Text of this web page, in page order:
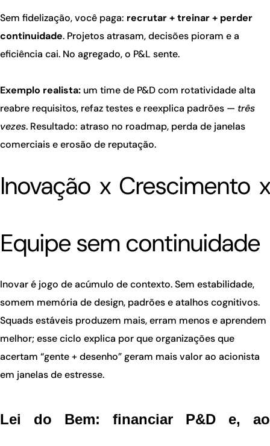
Sem fidelização, você paga: recrutar + treinar + perder
continuidade. Projetos atrasam, decisões pioram e a
eficiência cai. No agregado, o P&L sente.
Exemplo realista: um time de P&D com rotatividade alta
reabre requisitos, refaz testes e reexplica padrões — três
vezes. Resultado: atraso no roadmap, perda de janelas
comerciais e erosão de reputação.
Inovação x Crescimento x
Equipe sem continuidade
Inovar é jogo deacúmulo de contexto. Sem estabilidade,
somem memória de design, padrões e atalhos cognitivos.
Squadsestáveis produzem mais, erram menos e aprendem
melhor; esse ciclo explica por que organizações que
acertam “gente + desenho” geram mais valor ao acionista
em janelas de estresse.
Lei do Bem: financiar P&D e, ao